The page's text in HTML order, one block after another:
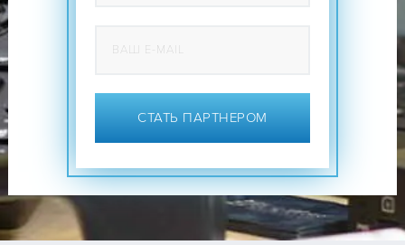
СТАТЬ ПАРТНЕРОМ